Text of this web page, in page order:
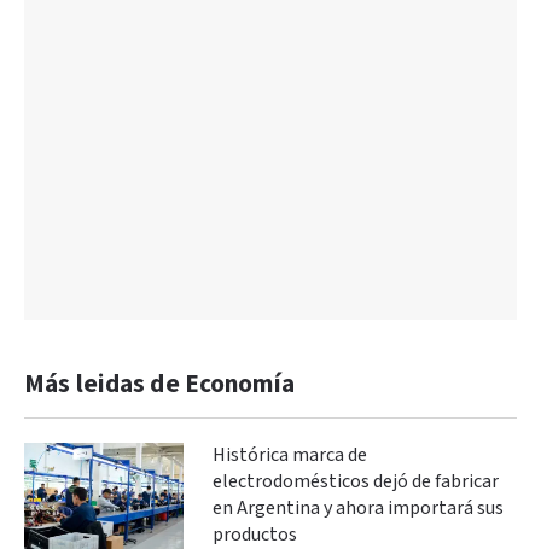
Más leidas de Economía
Histórica marca de
electrodomésticos dejó de fabricar
en Argentina y ahora importará sus
productos